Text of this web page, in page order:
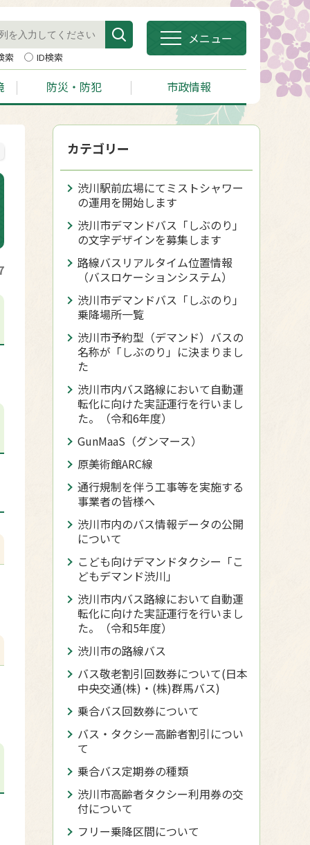
索 ID検索
メニュー
防災・防犯 市政情報
カテゴリー
渋川駅前広場にてミストシャワー
の運用を開始します
渋川市デマンドバス「しぶのり」
の文字デザインを募集します
路線バスリアルタイム位置情報
（バスロケーションシステム）
渋川市デマンドバス「しぶのり」
乗降場所一覧
渋川市予約型（デマンド）バスの
名称が「しぶのり」に決まりまし
た
渋川市内バス路線において自動運
転化に向けた実証運行を行いまし
た。（令和6年度）
GunMaaS（グンマース）
原美術館ARC線
通行規制を伴う工事等を実施する
事業者の皆様へ
渋川市内のバス情報データの公開
について
こども向けデマンドタクシー「こ
どもデマンド渋川」
渋川市内バス路線において自動運
転化に向けた実証運行を行いまし
た。（令和5年度）
渋川市の路線バス
バス敬老割引回数券について(日本
中央交通(株)・(株)群馬バス)
乗合バス回数券について
バス・タクシー高齢者割引につい
て
乗合バス定期券の種類
渋川市高齢者タクシー利用券の交
付について
フリー乗降区間について